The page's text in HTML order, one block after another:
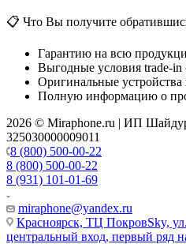
📋 Что Вы получите
Гарантию на всю
Выгодные условия trade-in
Оригинальные
Полную информацию о
2026 © Miraphone.ru | ИП
325030000009011
8 (800) 500-00-22
8 (800) 500-00-22
8 (931) 101-01-69
miraphone@yandex.ru
Красноярск, ТЦ ПокровSky,
центральный вход, первый ряд